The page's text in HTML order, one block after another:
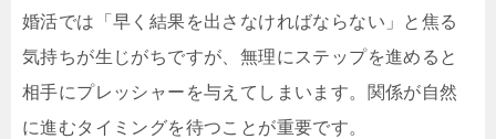
婚活では「早く結果を出さなければならない」と焦る
気持ちが生じがちですが、無理にステップを進めると
相手にプレッシャーを与えてしまいます。関係が自然
に進むタイミングを待つことが重要です。